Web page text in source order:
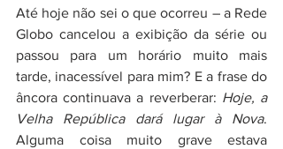
Até hoje não sei o que ocorreu – a Rede
Globo cancelou a exibição da série ou
passou para um horário muito mais
tarde, inacessível para mim? E a frase do
âncora continuava a reverberar: Hoje, a
Velha República dará lugar à Nova.
Alguma coisa muito grave estava